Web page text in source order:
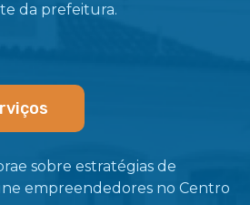
da prefeitura.
sobre estratégias de
empreendedores no Centro